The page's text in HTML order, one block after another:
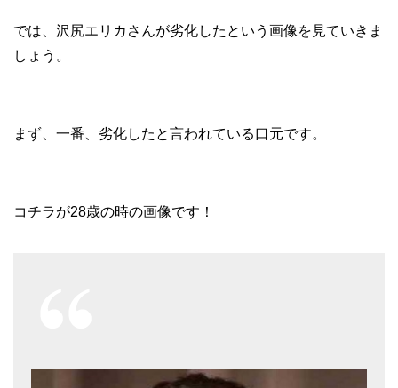
では、沢尻エリカさんが劣化したという画像を見ていきま
しょう。
まず、一番、劣化したと言われている口元です。
コチラが28歳の時の画像です！